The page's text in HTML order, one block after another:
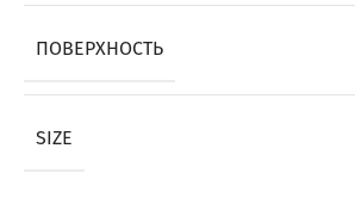
ПОВЕРХНОСТЬ
SIZE